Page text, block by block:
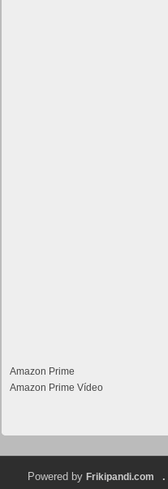
Amazon Prime
Amazon Prime Vídeo
Powered by Frikipandi.com .